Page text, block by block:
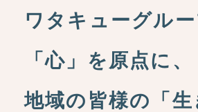
ワタキューグル
「心」を原点に、
地域の皆様の「生